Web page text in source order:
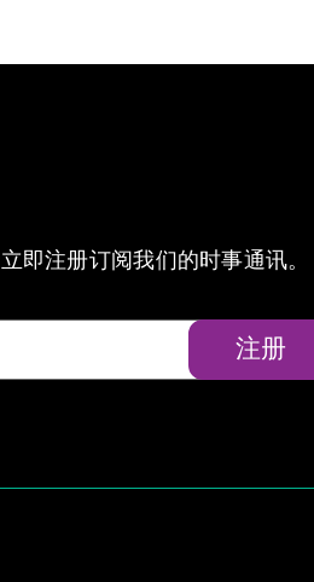
即注册订阅我们的时事通讯。